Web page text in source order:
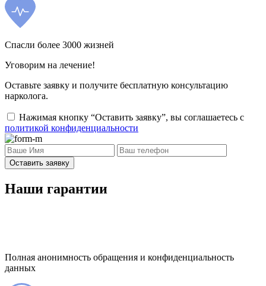
Спасли более 3000 жизней
Уговорим на лечение!
Оставьте заявку и получите бесплатную консультацию
нарколога.
Нажимая кнопку “Оставить заявку”, вы соглашаетесь с
политикой конфиденциальности
Оставить заявку
Наши гарантии
Полная анонимность обращения и конфиденциальность
данных